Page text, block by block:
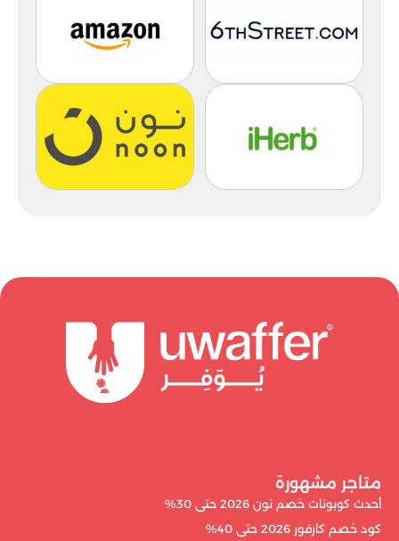
متاجر مشهورة
أحدث كوبونات خصم نون 2026 حتى 30%
كود خصم كارفور 2026 حتى 40%